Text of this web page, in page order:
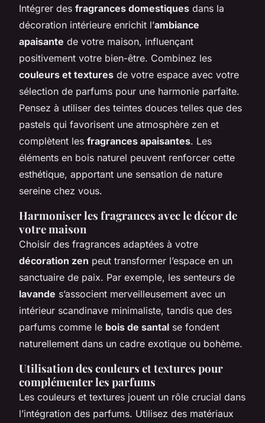
Intégrer des fragrances domestiques dans la
décoration intérieure enrichit l’ambiance
apaisante de votre maison, influençant
positivement votre bien-être. Combinez les
couleurs et textures de votre espace avec votre
sélection de parfums pour une harmonie parfaite.
Pensez à utiliser des teintes douces telles que des
pastels qui favorisent une atmosphère zen et
complètent les fragrances apaisantes. Les
éléments en bois naturel peuvent renforcer cette
esthétique, apportant une sensation de nature
sereine chez vous.
Harmoniser les fragrances avec le décor de
votre maison
Choisir des fragrances adaptées à votre
décoration zen peut transformer l’espace en un
sanctuaire de paix. Par exemple, les senteurs de
lavande s’associent merveilleusement avec un
intérieur scandinave minimaliste, tandis que des
parfums comme le bois de santal se fondent
naturellement dans un cadre exotique ou bohème.
Utilisation des couleurs et textures pour
complémenter les parfums
Les couleurs et textures jouent un rôle crucial dans
l’intégration des parfums. Utilisez des matériaux